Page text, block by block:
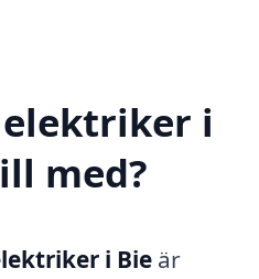
i
med?
i Bie är